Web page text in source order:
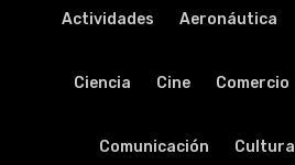
Actividades Aeronáutica
Ciencia Cine Comercio
Comunicación Cultura